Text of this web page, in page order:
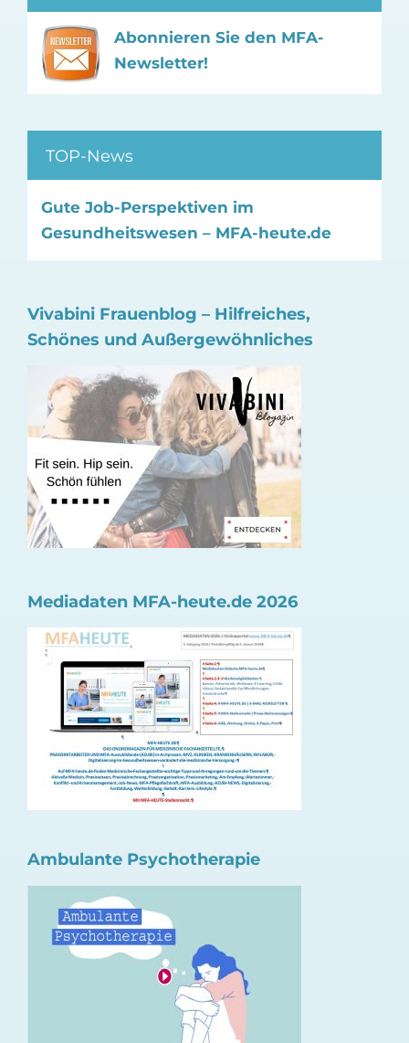
Abonnieren Sie den MFA-
Newsletter!
TOP-News
Gute Job-Perspektiven im
Gesundheitswesen – MFA-heute.de
Vivabini Frauenblog – Hilfreiches,
Schönes und Außergewöhnliches
Mediadaten MFA-heute.de 2026
Ambulante Psychotherapie